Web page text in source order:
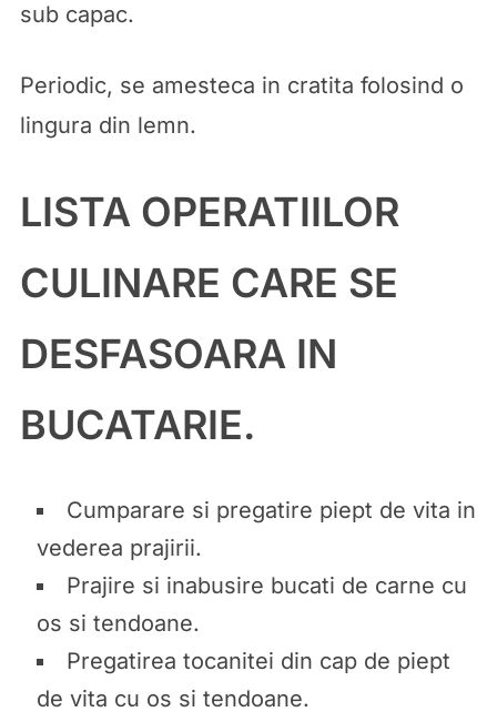
sub capac.
Periodic, se amesteca in cratita folosind o
lingura din lemn.
LISTA OPERATIILOR
CULINARE CARE SE
DESFASOARA IN
BUCATARIE.
Cumparare si pregatire piept de vita in
vederea prajirii.
Prajire si inabusire bucati de carne cu
os si tendoane.
Pregatirea tocanitei din cap de piept
de vita cu os si tendoane.